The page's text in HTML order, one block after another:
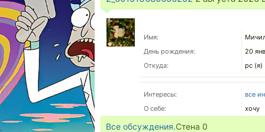
Имя:
День рождения:
20
Откуда:
рс (я)
Интересы:
все
О себе:
хочу
Все обсуждения.Стена 0